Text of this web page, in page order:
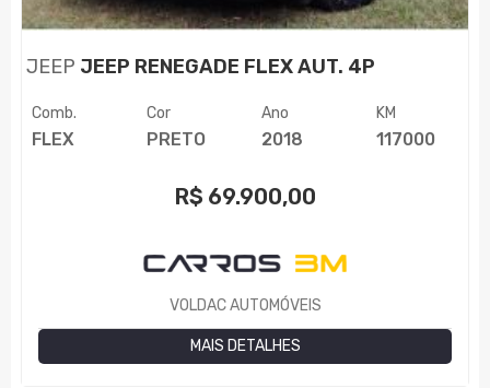
JEEP JEEP RENEGADE FLEX AUT. 4P
Comb.
FLEX
Cor
PRETO
Ano
2018
KM
117000
R$ 69.900,00
VOLDAC AUTOMÓVEIS
MAIS DETALHES